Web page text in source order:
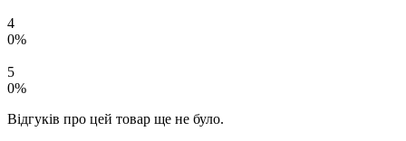
4
0%
5
0%
Відгуків про цей товар ще не було.